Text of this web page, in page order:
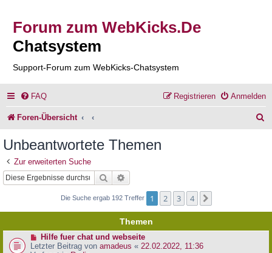
Forum zum WebKicks.De
Chatsystem
Support-Forum zum WebKicks-Chatsystem
FAQ Anmelden
Registrieren
Foren-Übersicht
Unbeantwortete Themen
Zur erweiterten Suche
Suche
Die Suche ergab 192 Treffer 1 2 3 4
Themen
N
e
Hilfe fuer chat und webseite
Letzter Beitrag von amadeus « 22.02.2022, 11:36